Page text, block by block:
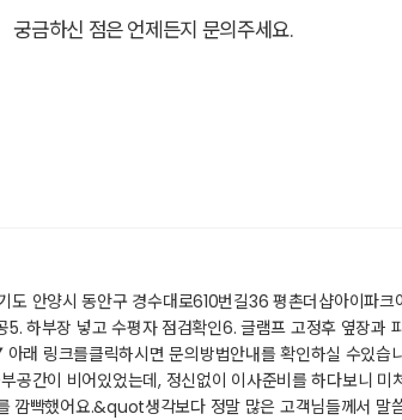
궁금하신 점은 언제든지 문의주세요.
안양시 동안구 경수대로610번길36 평촌더샵아이파
하부장 넣고 수평자 점검확인6. 글램프 고정후 옆장
래 링크를클릭하시면 문의방법안내를 확인하실 수있
간이 비어있었는데, 정신없이 이사준비를 하다보니
빡했어요.&quot생각보다 정말 많은 고객님들께서 말